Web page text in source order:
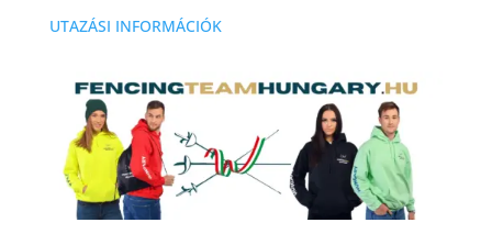
UTAZÁSI INFORMÁCIÓK